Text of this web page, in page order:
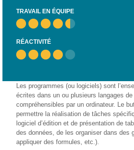
TRAVAIL EN ÉQUIPE
RÉACTIVITÉ
Les programmes (ou logiciels) sont
écrites dans un ou plusieurs langages
compréhensibles par un ordinateur. Le
permettre la réalisation de tâches
logiciel d’édition et de présentation de
des données, de les organiser dans des
appliquer des formules, etc.).
avec le
numérique
Horizon IT :
J’explore les
– CISP
Electromécanicienne
FormaTIC
– Le
numérique